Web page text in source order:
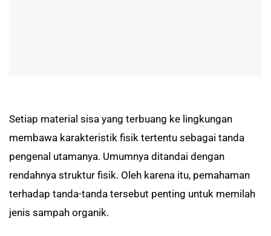
Setiap material sisa yang terbuang ke lingkungan
membawa karakteristik fisik tertentu sebagai tanda
pengenal utamanya. Umumnya ditandai dengan
rendahnya struktur fisik. Oleh karena itu, pemahaman
terhadap tanda-tanda tersebut penting untuk memilah
jenis sampah organik.